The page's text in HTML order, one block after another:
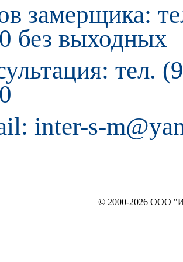
замерщика:
без выходных
тел.
inter-s-
© 2000-2026 ООО "ИНТЕРЬЕР`c"